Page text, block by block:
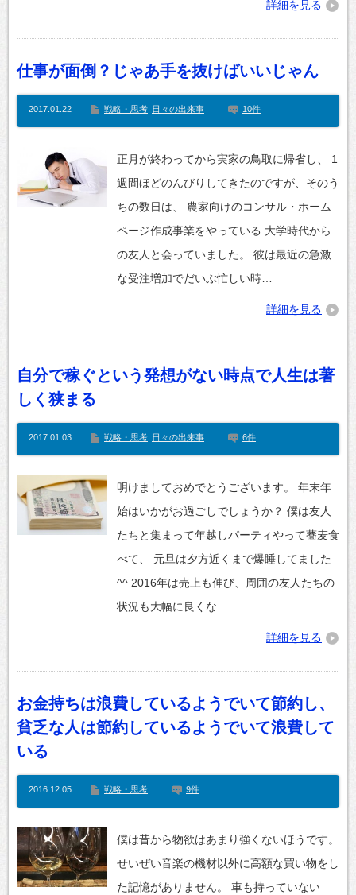
詳細を見る
仕事が面倒？じゃあ手を抜けばいいじゃん
2017.01.22 戦略・思考 日々の出来事 10件
正月が終わってから実家の鳥取に帰省し、 1
週間ほどのんびりしてきたのですが、そのう
ちの数日は、 農家向けのコンサル・ホーム
ページ作成事業をやっている 大学時代から
の友人と会っていました。 彼は最近の急激
な受注増加でだいぶ忙しい時…
詳細を見る
自分で稼ぐという発想がない時点で人生は著
しく狭まる
2017.01.03 戦略・思考 日々の出来事 6件
明けましておめでとうございます。 年末年
始はいかがお過ごしでしょうか？ 僕は友人
たちと集まって年越しパーティやって蕎麦食
べて、 元旦は夕方近くまで爆睡してました
^^ 2016年は売上も伸び、周囲の友人たちの
状況も大幅に良くな…
詳細を見る
お金持ちは浪費しているようでいて節約し、
貧乏な人は節約しているようでいて浪費して
いる
2016.12.05 戦略・思考 9件
僕は昔から物欲はあまり強くないほうです。
せいぜい音楽の機材以外に高額な買い物をし
た記憶がありません。 車も持っていない